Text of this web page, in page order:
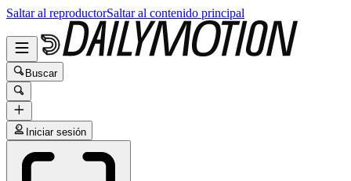
Saltar al reproductorSaltar al contenido principal
Buscar
Iniciar sesión